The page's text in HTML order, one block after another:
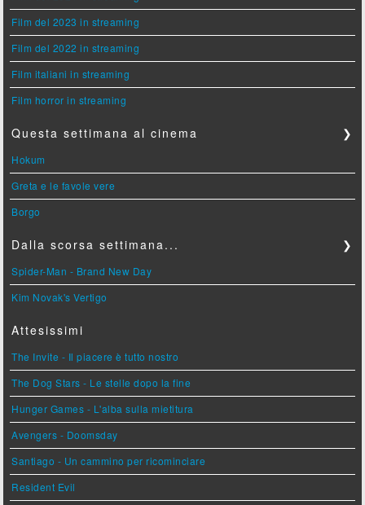
Film del 2023 in streaming
Film del 2022 in streaming
Film italiani in streaming
Film horror in streaming
Questa settimana al cinema ❯
Hokum
Greta e le favole vere
Borgo
Dalla scorsa settimana... ❯
Spider-Man - Brand New Day
Kim Novak's Vertigo
Attesissimi
The Invite - Il piacere è tutto nostro
The Dog Stars - Le stelle dopo la fine
Hunger Games - L'alba sulla mietitura
Avengers - Doomsday
Santiago - Un cammino per ricominciare
Resident Evil